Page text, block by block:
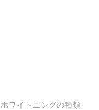
ホワイトニングの種類